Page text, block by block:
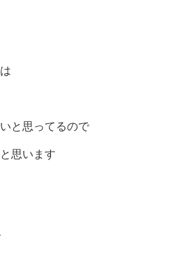
と思ってるので
思います